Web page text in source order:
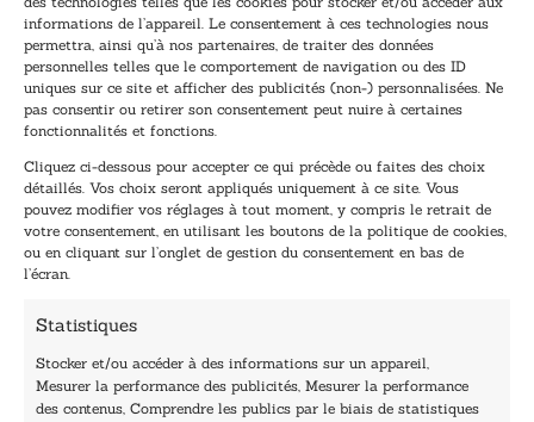
informations de l’appareil. Le consentement à ces technologies nous
permettra, ainsi qu’à nos partenaires, de traiter des données
personnelles telles que le comportement de navigation ou des ID
uniques sur ce site et afficher des publicités (non-) personnalisées. Ne
pas consentir ou retirer son consentement peut nuire à certaines
fonctionnalités et fonctions.
Cliquez ci-dessous pour accepter ce qui précède ou faites des choix
détaillés. Vos choix seront appliqués uniquement à ce site. Vous
pouvez modifier vos réglages à tout moment, y compris le retrait de
votre consentement, en utilisant les boutons de la politique de cookies,
ou en cliquant sur l’onglet de gestion du consentement en bas de
l’écran.
Statistiques
Stocker et/ou accéder à des informations sur un appareil,
Mesurer la performance des publicités, Mesurer la performance
des contenus, Comprendre les publics par le biais de statistiques
Inscription à la newsletter
Inscrivez-vous à notre newsletter et recevez nos
dernières nouvelles.
-
m
a
i
l
a
i
l
E
m
a
i
l
*
TENEZ-MOI AU COURANT !